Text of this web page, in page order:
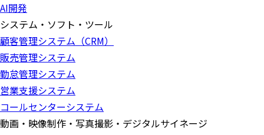
AI開発
システム・ソフト・ツール
顧客管理システム（CRM）
販売管理システム
勤怠管理システム
営業支援システム
コールセンターシステム
動画・映像制作・写真撮影・デジタルサイネージ